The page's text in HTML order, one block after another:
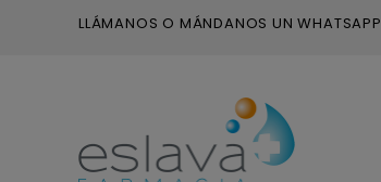
LLÁMANOS O MÁNDANOS UN WHATSAPP